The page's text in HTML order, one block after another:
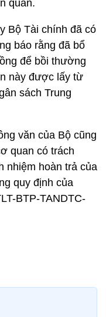
quan.
Bộ Tài chính đã có
báo rằng đã bổ
để bồi thường
này được lấy từ
sách Trung
văn của Bộ cũng
quan có trách
nhiệm hoàn trả của
quy định của
BTP-TANDTC-